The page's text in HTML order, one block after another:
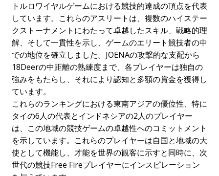
トルロワイヤルゲームにおける競技的達成の頂点を代表
しています。これらのアスリートは、複数のハイステー
クストーナメントにわたって卓越したスキル、戦略的理
解、そして一貫性を示し、ゲームのエリート競技者の中
での地位を確立しました。JOENAの攻撃的な支配から
18Deerの中距離の熟練度まで、各プレイヤーは独自の
強みをもたらし、それにより認知と多額の賞金を獲得し
ています。
これらのランキングにおける東南アジアの優位性、特に
タイの6人の代表とインドネシアの2人のプレイヤー
は、この地域の競技ゲームの卓越性へのコミットメント
を示しています。これらのプレイヤーは自国と地域の大
使として機能し、才能を世界の観客に示すと同時に、次
世代の競技Free Fireプレイヤーにインスピレーション